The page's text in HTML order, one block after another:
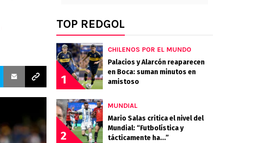
TOP REDGOL
1
CHILENOS POR EL MUNDO
Palacios y Alarcón reaparecen
en Boca: suman minutos en
amistoso
2
MUNDIAL
Mario Salas critica el nivel del
Mundial: “Futbolística y
tácticamente ha...”